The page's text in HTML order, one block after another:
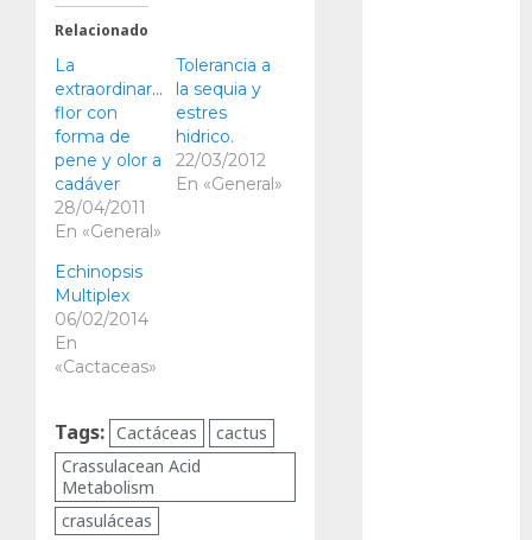
Relacionado
La
extraordinaria
flor con
forma de
pene y olor a
cadáver
28/04/2011
En «General»
Tolerancia a
la sequia y
estres
hidrico.
22/03/2012
En «General»
Echinopsis
Multiplex
06/02/2014
En
«Cactaceas»
Tags: Cactáceas
cactus
Crassulacean Acid
Metabolism
crasuláceas